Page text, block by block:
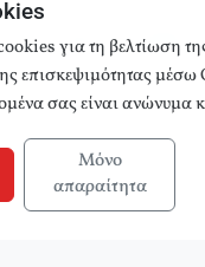
Αναζήτηση άρθρων
για τη βελτίωση
επισκεψιμότητας μέσω
σας είναι ανώνυμα
Μόνο
απαραίτητα